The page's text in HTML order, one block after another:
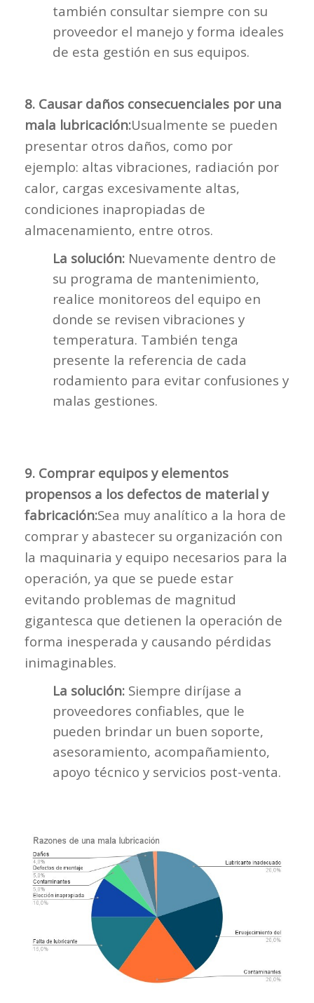
también consultar siempre con su
proveedor el manejo y forma ideales
de esta gestión en sus equipos.
8. Causar daños consecuenciales por una
mala lubricación:Usualmente se pueden
presentar otros daños, como por
ejemplo: altas vibraciones, radiación por
calor, cargas excesivamente altas,
condiciones inapropiadas de
almacenamiento, entre otros.
La solución: Nuevamente dentro de
su programa de mantenimiento,
realice monitoreos del equipo en
donde se revisen vibraciones y
temperatura. También tenga
presente la referencia de cada
rodamiento para evitar confusiones y
malas gestiones.
9. Comprar equipos y elementos
propensos a los defectos de material y
fabricación:Sea muy analítico a la hora de
comprar y abastecer su organización con
la maquinaria y equipo necesarios para la
operación, ya que se puede estar
evitando problemas de magnitud
gigantesca que detienen la operación de
forma inesperada y causando pérdidas
inimaginables.
La solución: Siempre diríjase a
proveedores confiables, que le
pueden brindar un buen soporte,
asesoramiento, acompañamiento,
apoyo técnico y servicios post-venta.